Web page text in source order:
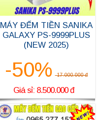
MÁY ĐẾM TIỀN SANIKA
GALAXY PS-9999PLUS
(NEW 2025)
-50% 17.000.000 đ
Giá sỉ: 8.500.000 đ